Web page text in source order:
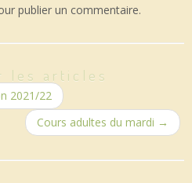
publier un commentaire.
les articles
2021/22
Cours adultes du mardi →